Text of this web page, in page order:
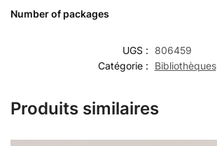
Number of packages
UGS :
806459
Catégorie :
Bibliothèques
Produits similaires